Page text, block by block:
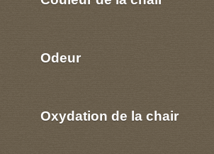
Odeur
Oxydation de la chair